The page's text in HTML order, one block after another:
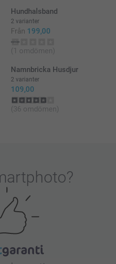
Hundhalsband
2 varianter
Från 199,00
(1 omdömen)
Namnbricka Husdjur
2 varianter
109,00
(36 omdömen)
?